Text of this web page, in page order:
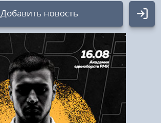
Добавить новость
Авторизация
Логин:
Пароль